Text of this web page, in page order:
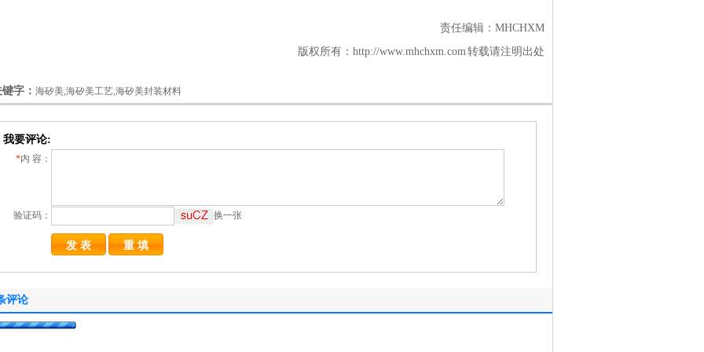
责任编辑：MHCHXM
版权所有：http://www.mhchxm.com 转载请注明出处
字： 海矽美,海矽美工艺,海矽美封装材料
我要评论:
*内 容：
验证码： 换一张
评论